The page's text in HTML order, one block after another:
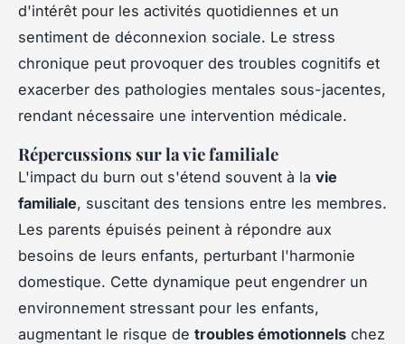
d'intérêt pour les activités quotidiennes et un
sentiment de déconnexion sociale. Le stress
chronique peut provoquer des troubles cognitifs et
exacerber des pathologies mentales sous-jacentes,
rendant nécessaire une intervention médicale.
Répercussions sur la vie familiale
L'impact du burn out s'étend souvent à la vie
familiale, suscitant des tensions entre les membres.
Les parents épuisés peinent à répondre aux
besoins de leurs enfants, perturbant l'harmonie
domestique. Cette dynamique peut engendrer un
environnement stressant pour les enfants,
augmentant le risque de troubles émotionnels chez